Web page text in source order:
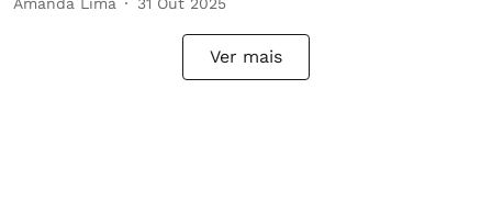
Ver mais